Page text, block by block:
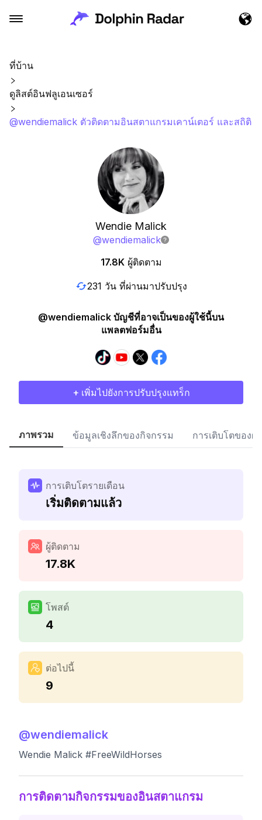
ที่บ้าน
ดูลิสต์อินฟลูเอนเซอร์
@wendiemalick ตัวติดตามอินสตาแกรมเคาน์เตอร์ และสถิติ
Wendie Malick
@wendiemalick
17.8K ผู้ติดตาม
231 วัน ที่ผ่านมาปรับปรุง
@wendiemalick บัญชีที่อาจเป็นของผู้ใช้นี้บน
แพลตฟอร์มอื่น
+ เพิ่มไปยังการปรับปรุงแทร็ก
ภาพรวม ข้อมูลเชิงลึกของกิจกรรม การเติบโตของผู้
การเติบโตรายเดือน
เริ่มติดตามแล้ว
ผู้ติดตาม
17.8K
โพสต์
4
ต่อไปนี้
9
@wendiemalick
Wendie Malick #FreeWildHorses
การติดตามกิจกรรมของอินสตาแกรม